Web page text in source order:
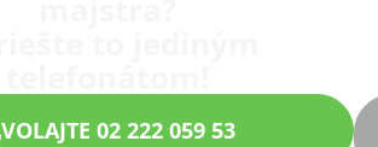
VOLAJTE 02 222 059 53